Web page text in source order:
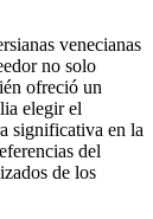
venecianas
no solo
ofreció un
elegir el
significativa en la
del
de los